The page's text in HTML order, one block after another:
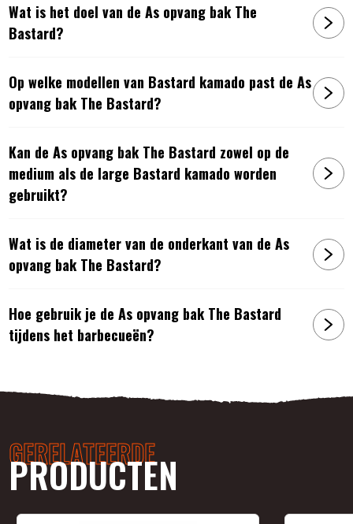
Wat is het doel van de As opvang bak The
Bastard?
Op welke modellen van Bastard kamado past de As
opvang bak The Bastard?
Kan de As opvang bak The Bastard zowel op de
medium als de large Bastard kamado worden
gebruikt?
Wat is de diameter van de onderkant van de As
opvang bak The Bastard?
Hoe gebruik je de As opvang bak The Bastard
tijdens het barbecueën?
GERELATEERDE
PRODUCTEN